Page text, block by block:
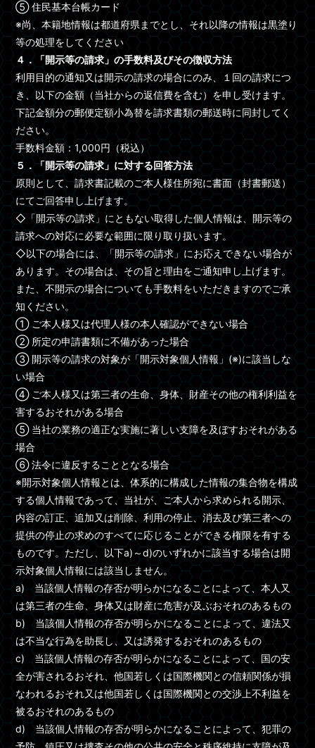
⑤ 住民基本台帳カード
※尚、本籍地情報は都道府県までとし、それ以降の情報は黒塗り
等の処理をしてください
４．「開示等の請求」の手数料及びその徴収方法
利用目的の通知又は開示の請求の場合にのみ、１回の請求につ
き、以下の金額（当社からの返信費を含む）を申し受けます。
下記金額分の郵便定額小為替を請求書類の郵送時に同封してく
ださい。
手数料金額：1,000円（税込）
５．「開示等の請求」に対する回答方法
原則として、請求書記載のご本人様住所宛に書面（封書郵送）
にてご回答申し上げます。
◇「開示等の請求」にともない取得した個人情報は、開示等の
請求への対応に必要な範囲に限り取り扱います。
◇以下の場合には、「開示等の請求」にお応えできない場合が
あります。その場合は、その旨と理由をご通知申し上げます。
また、不開示の場合についても手数料をいただきますのでご承
知ください。
① ご本人様又は代理人様の本人確認ができない場合
② 所定の申請書類に不備があった場合
③ 開示等の請求の対象が「開示対象個人情報」(※)に該当しな
い場合
④ ご本人様又は第三者の生命、身体、財産その他の権利利益を
害するおそれがある場合
⑤ 当社の業務の適正な実施に著しい支障を及ぼすおそれがある
場合
⑥ 法令に違反することとなる場合
※開示対象個人情報とは、体系的に構成した情報の集合物を構成
する個人情報であって、当社が、ご本人から求められる開示、
内容の訂正、追加又は削除、利用の停止、消去及び第三者への
提供の停止の求めのすべてに応じることができる権限を有する
ものです。ただし、以下a)～d)のいずれかに該当する場合は開
示対象個人情報には該当しません。
a) 当該個人情報の存否が明らかになることによって、本人又
は第三者の生命、身体又は財産に危害が及ぶおそれのあるもの
b) 当該個人情報の存否が明らかになることによって、違法又
は不当な行為を助長し、又は誘発するおそれのあるもの
c) 当該個人情報の存否が明らかになることによって、国の安
全が害されるおそれ、他国若しくは国際機関との信頼関係が損
なわれるおそれ又は他国若しくは国際機関との交渉上不利益を
被るおそれのあるもの
d) 当該個人情報の存否が明らかになることによって、犯罪の